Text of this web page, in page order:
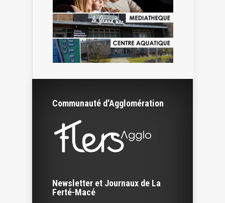
Communauté d'Agglomération
Newsletter et Journaux de La
Ferté-Macé